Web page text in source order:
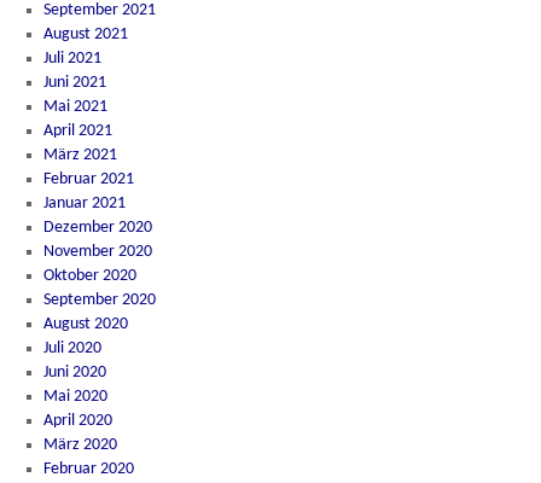
September 2021
August 2021
Juli 2021
Juni 2021
Mai 2021
April 2021
März 2021
Februar 2021
Januar 2021
Dezember 2020
November 2020
Oktober 2020
September 2020
August 2020
Juli 2020
Juni 2020
Mai 2020
April 2020
März 2020
Februar 2020